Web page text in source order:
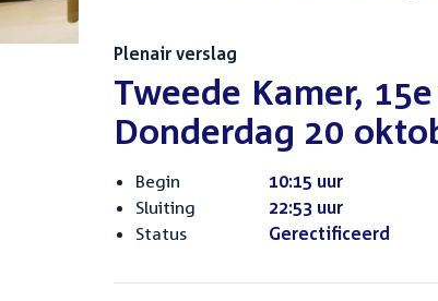
Plenair verslag
Tweede Kamer,
Donderdag 20
Begin
10:15 uur
Sluiting
22:53 uur
Status
Gerectificeerd